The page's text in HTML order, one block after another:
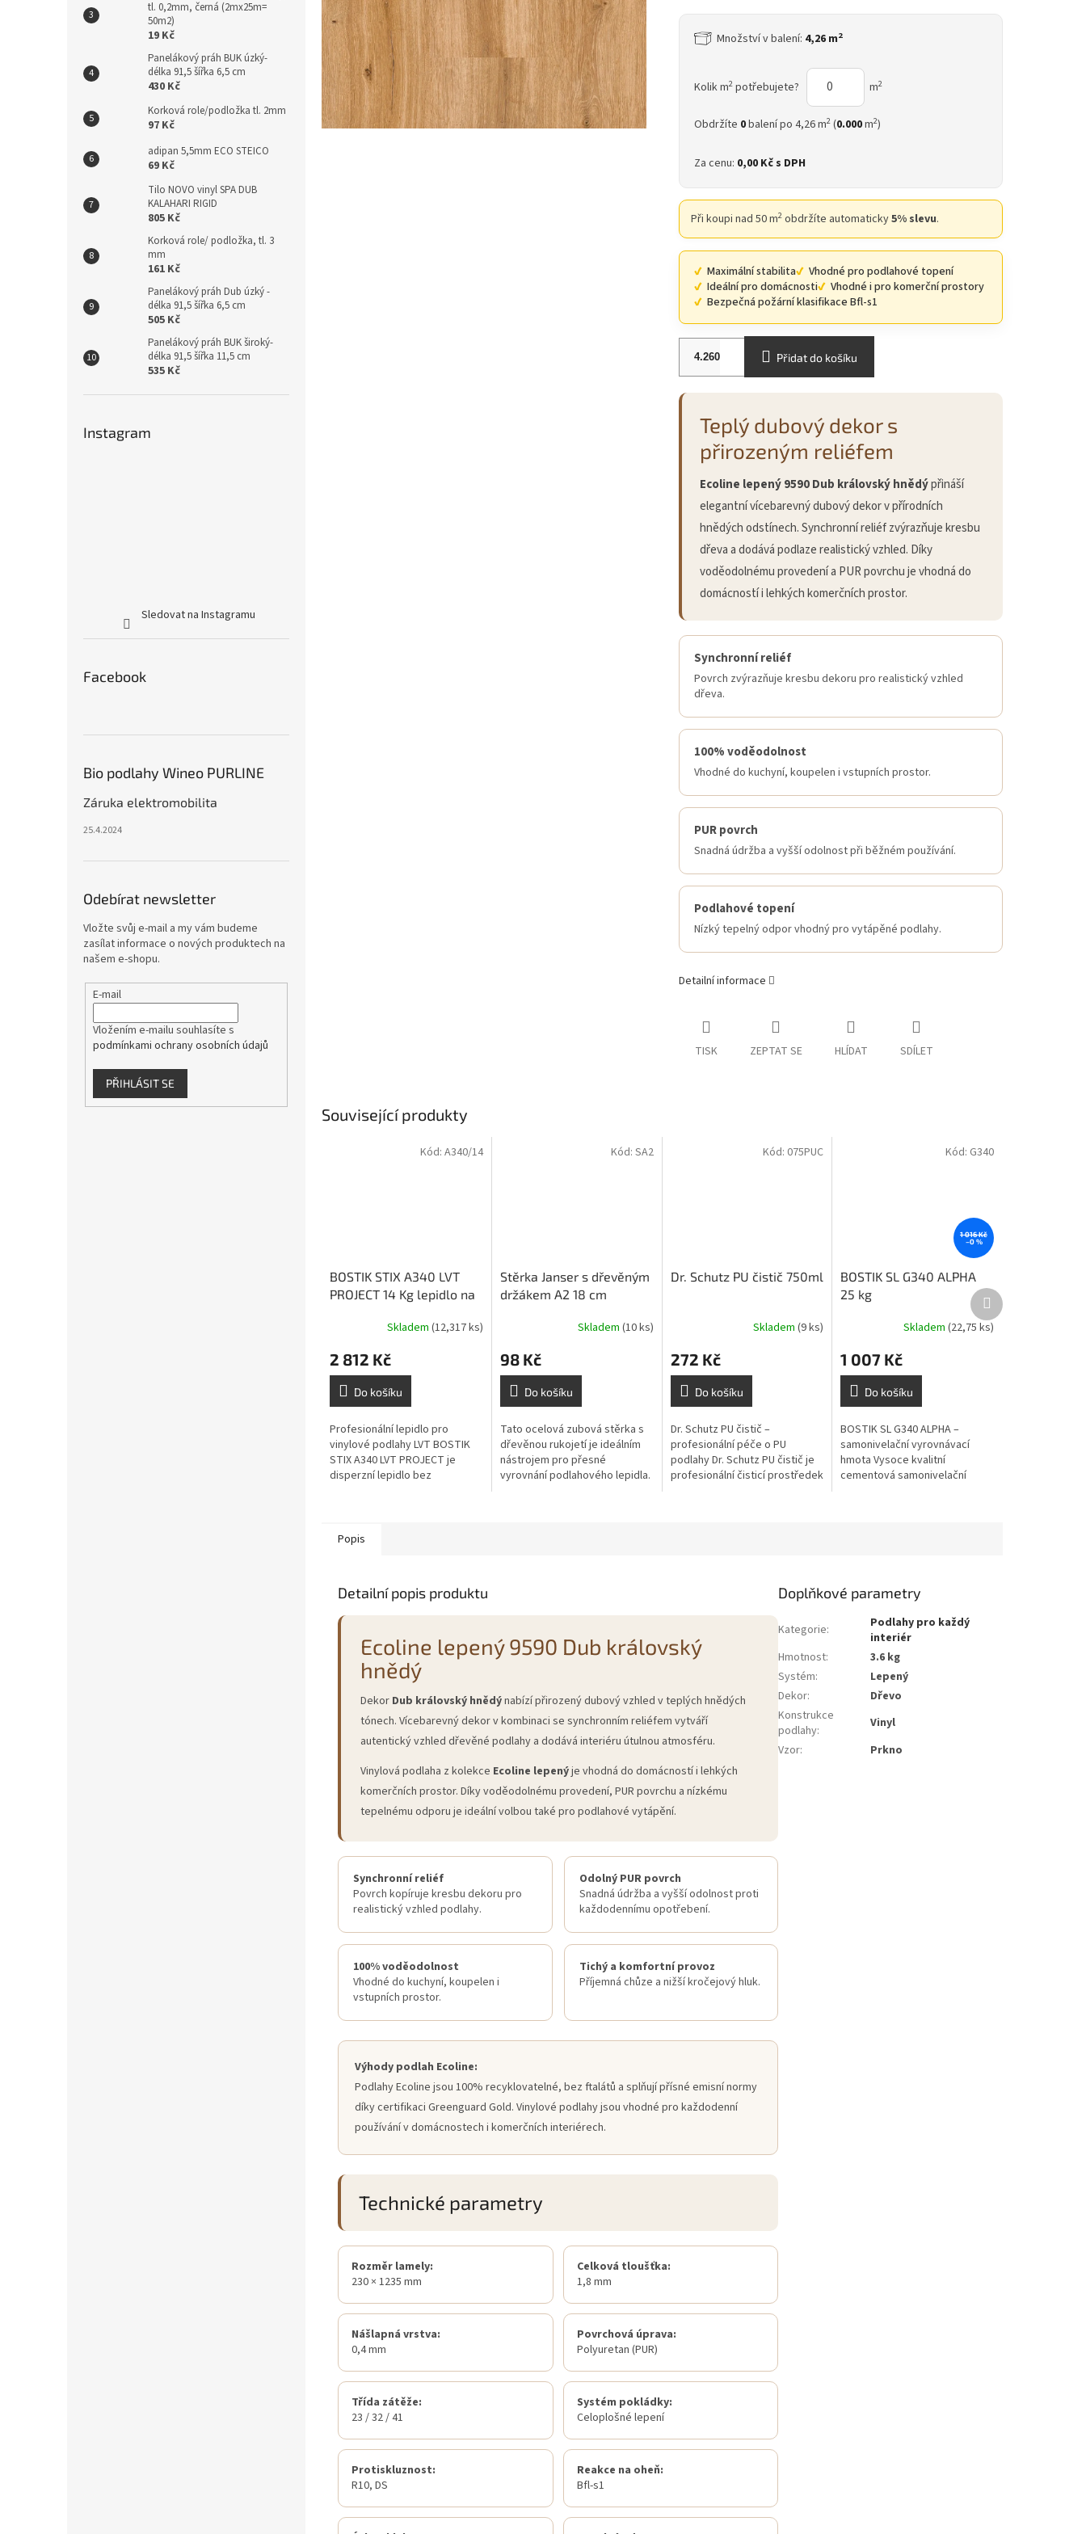
tl. 0,2mm, černá (2mx25m=
50m2)
19 Kč
Panelákový práh BUK úzký-
délka 91,5 šířka 6,5 cm
430 Kč
Korková role/podložka tl. 2mm
97 Kč
adipan 5,5mm ECO STEICO
69 Kč
Tilo NOVO vinyl SPA DUB
KALAHARI RIGID
805 Kč
Korková role/ podložka, tl. 3
mm
161 Kč
Panelákový práh Dub úzký -
délka 91,5 šířka 6,5 cm
505 Kč
Panelákový práh BUK široký-
délka 91,5 šířka 11,5 cm
535 Kč
Instagram
Sledovat na Instagramu
Facebook
Bio podlahy Wineo PURLINE
Záruka elektromobilita
25.4.2024
Odebírat newsletter
Vložte svůj e-mail a my vám budeme
zasílat informace o nových produktech na
našem e-shopu.
E-mail
Vložením e-mailu souhlasíte s
podmínkami ochrany osobních údajů
PŘIHLÁSIT SE
Množství v balení: 4,26 m2
Kolik m2potřebujete? m2
Obdržíte 0balení po 4,26 m2(0.000m2)
Za cenu: 0,00 Kčs DPH
Při koupi nad 50 m2obdržíte automaticky5% slevu.
Maximální stabilita
Vhodné pro podlahové topení
Ideální pro domácnosti
Vhodné i pro komerční prostory
Bezpečná požární klasifikace Bfl-s1
Přidat do košíku
Teplý dubový dekor s
přirozeným reliéfem
Ecoline lepený 9590 Dub královský hnědýpřináší
elegantní vícebarevný dubový dekor v přírodních
hnědých odstínech. Synchronní reliéf zvýrazňuje kresbu
dřeva a dodává podlaze realistický vzhled. Díky
voděodolnému provedení a PUR povrchu je vhodná do
domácností i lehkých komerčních prostor.
Synchronní reliéf
Povrch zvýrazňuje kresbu dekoru pro realistický vzhled
dřeva.
100% voděodolnost
Vhodné do kuchyní, koupelen i vstupních prostor.
PUR povrch
Snadná údržba a vyšší odolnost při běžném používání.
Podlahové topení
Nízký tepelný odpor vhodný pro vytápěné podlahy.
Detailní informace
TISK ZEPTAT SE HLÍDAT SDÍLET
Související produkty
BOSTIK STIX A340 LVT
PROJECT 14 Kg lepidlo na
Skladem (12,317 ks)
2 812 Kč
Do košíku
Profesionální lepidlo pro
vinylové podlahy LVT BOSTIK
STIX A340 LVT PROJECT je
disperzní lepidlo bez
Kód: A340/14
Stěrka Janser s dřevěným
držákem A2 18 cm
Skladem (10 ks)
98 Kč
Do košíku
Tato ocelová zubová stěrka s
dřevěnou rukojetí je ideálním
nástrojem pro přesné
vyrovnání podlahového lepidla.
Kód: SA2
Dr. Schutz PU čistič 750ml
Skladem(9 ks)
272 Kč
Do košíku
Dr. Schutz PU čistič –
profesionální péče o PU
podlahy Dr. Schutz PU čistič je
profesionální čisticí prostředek
Kód: 075PUC
1 016 Kč
–0 %
BOSTIK SL G340 ALPHA
25 kg
Skladem (22,75 ks)
1 007 Kč
Do košíku
BOSTIK SL G340 ALPHA –
samonivelační vyrovnávací
hmota Vysoce kvalitní
cementová samonivelační
Kód: G340
Další
produkt
Popis
Detailní popis produktu
Ecoline lepený 9590 Dub královský
hnědý
Dekor Dub královský hnědýnabízí přirozený dubový vzhled v teplých hnědých
tónech. Vícebarevný dekor v kombinaci se synchronním reliéfem vytváří
autentický vzhled dřevěné podlahy a dodává interiéru útulnou atmosféru.
Vinylová podlaha z kolekce Ecoline lepenýje vhodná do domácností i lehkých
komerčních prostor. Díky voděodolnému provedení, PUR povrchu a nízkému
tepelnému odporu je ideální volbou také pro podlahové vytápění.
Synchronní reliéf
Povrch kopíruje kresbu dekoru pro
realistický vzhled podlahy.
Odolný PUR povrch
Snadná údržba a vyšší odolnost proti
každodennímu opotřebení.
100% voděodolnost
Vhodné do kuchyní, koupelen i
vstupních prostor.
Tichý a komfortní provoz
Příjemná chůze a nižší kročejový hluk.
Výhody podlah Ecoline:
Podlahy Ecoline jsou 100% recyklovatelné, bez ftalátů a splňují přísné emisní normy
díky certifikaci Greenguard Gold. Vinylové podlahy jsou vhodné pro každodenní
používání v domácnostech i komerčních interiérech.
Technické parametry
Rozměr lamely:
230 × 1235 mm
Celková tloušťka:
1,8 mm
Nášlapná vrstva:
0,4 mm
Povrchová úprava:
Polyuretan (PUR)
Třída zátěže:
23 / 32 / 41
Systém pokládky:
Celoplošné lepení
Protiskluznost:
R10, DS
Reakce na oheň:
Bfl-s1
Doplňkové parametry
Kategorie:
Podlahy pro každý
interiér
Hmotnost:
3.6 kg
Systém:
Lepený
Dekor:
Dřevo
Konstrukce
podlahy:
Vinyl
Vzor: Prkno